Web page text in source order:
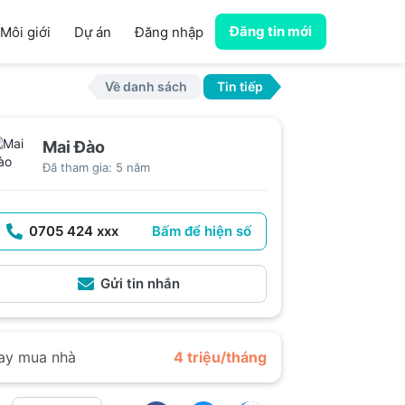
Môi giới Dự án Đăng nhập Đăng tin mới
Về danh sách Tin tiếp
Mai Đào
Đã tham gia: 5 năm
0705 424 xxx Bấm để hiện số
Gửi tin nhắn
mua nhà 4 triệu/tháng